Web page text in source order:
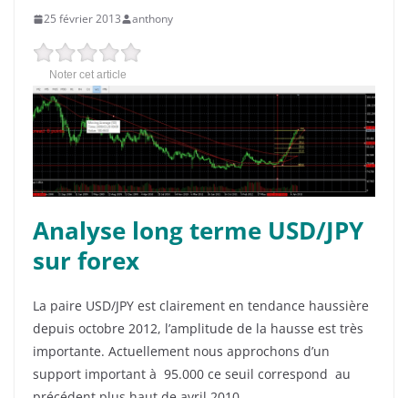
25 février 2013 anthony
Noter cet article
Analyse long terme USD/JPY
sur forex
La paire USD/JPY est clairement en tendance haussière
depuis octobre 2012, l’amplitude de la hausse est très
importante. Actuellement nous approchons d’un
support important à 95.000 ce seuil correspond au